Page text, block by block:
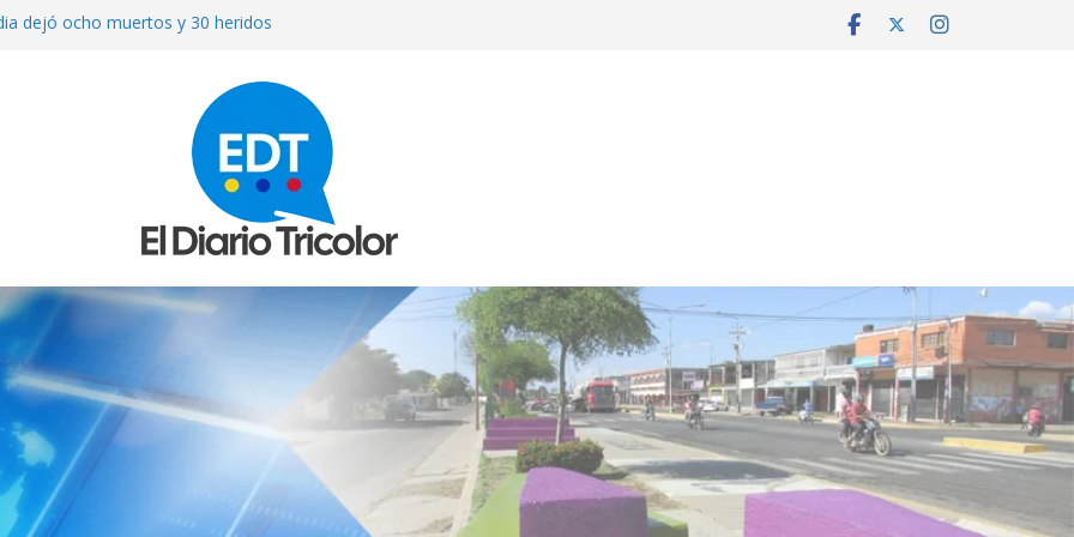
dejó ocho muertos y 30 heridos
«válvula de escape» para Cuba y
conversaciones en el Hotel
un puñal y dejó heridas a su